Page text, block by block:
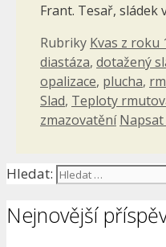
Frant. Tesař, sládek
Rubriky Kvas z roku
diastáza, dotažený
opalizace, plucha,
Slad, Teploty
zmazovatění
Hledat:
Nejnovější